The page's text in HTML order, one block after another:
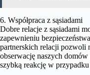
6. Współpraca z sąsiadami
Dobre relacje z sąsiadami
zapewnieniu
partnerskich relacji pozwoli
obserwację naszych
szybką reakcję w